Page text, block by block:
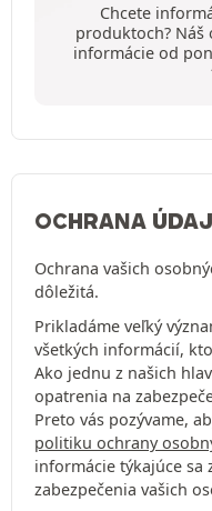
Chcete
produktoch? Náš
informácie od
OCHRANA
Ochrana vašich
dôležitá.
Prikladáme veľký
všetkých informácií,
Ako jednu z našich
opatrenia na
Preto vás pozývame,
politiku ochrany
informácie týkajúce sa
zabezpečenia vašich